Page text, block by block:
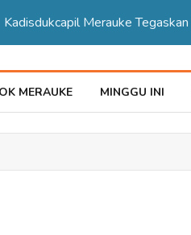
Kadisdukcapil Merauke
MERAUKE MINGGU INI